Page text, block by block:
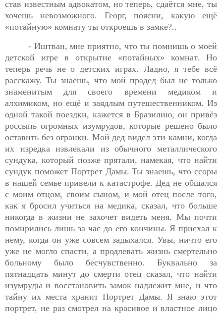
став известным адвокатом, но теперь, сдаётся мне, ты
хочешь невозможного. Георг, поясни, какую ещё
«потайную» комнату ты откроешь в замке?..
- Иштван, мне приятно, что ты помнишь о моей
детской игре в открытие «потайных» комнат. Но
теперь речь не о детских играх. Ладно, я тебе всё
расскажу. Ты знаешь, что мой прадед был не только
знаменитым для своего времени медиком и
алхимиком, но ещё и заядлым путешественником. Из
одной такой поездки, кажется в Бразилию, он привёз
россыпь огромных изумрудов, которые решено было
оставить без огранки. Мой дед видел эти камни, когда
их изредка извлекали из обычного металлического
сундука, который позже прятали, намекая, что найти
сундук поможет Портрет Дамы. Ты знаешь, что ссоры
в нашей семье привели к катастрофе. Дед не общался
с моим отцом, своим сыном, и мой отец после того,
как я бросил учиться на медика, сказал, что больше
никогда в жизни не захочет видеть меня. Мы почти
помирились лишь за час до его кончины. Я приехал к
нему, когда он уже совсем задыхался. Увы, ничто его
уже не могло спасти, а продлевать жизнь смертельно
больному было бесчувственно. Буквально за
пятнадцать минут до смерти отец сказал, что найти
изумруды и восстановить замок надлежит мне, и что
тайну их места хранит Портрет Дамы. Я знаю этот
портрет, не раз смотрел на красивое и властное лицо